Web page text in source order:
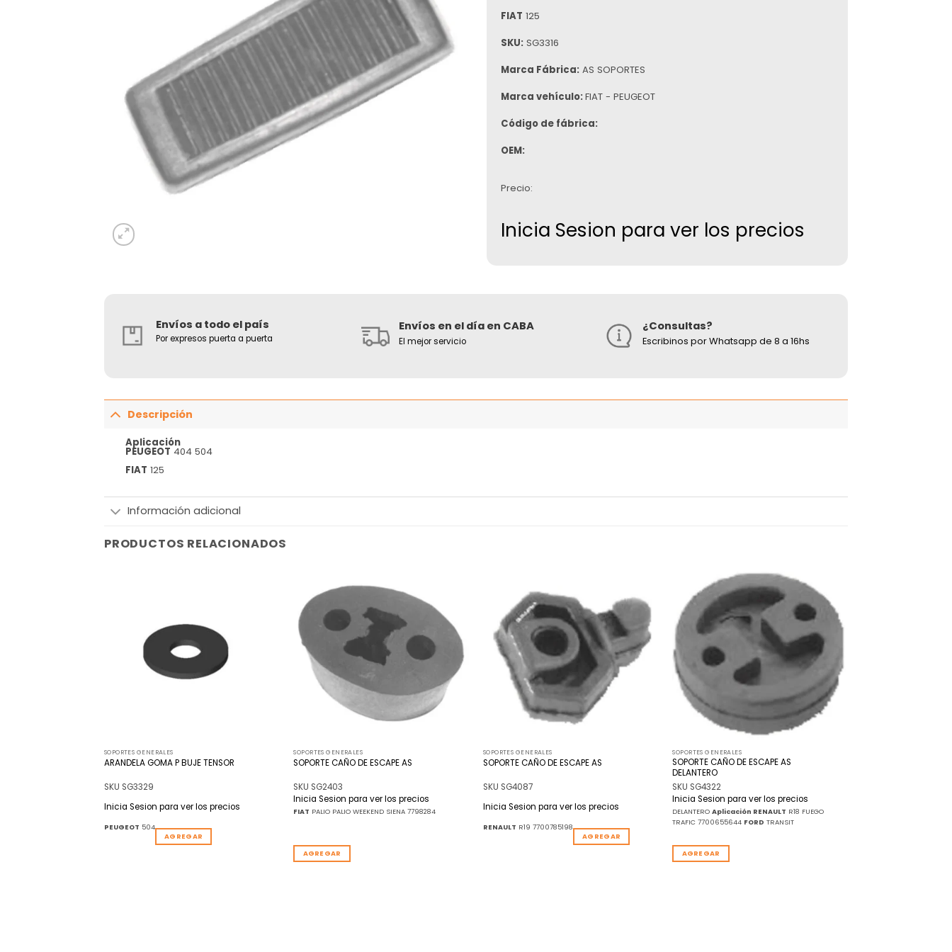
FIAT 125
SKU: SG3316
Marca Fábrica: AS SOPORTES
Marca vehículo: FIAT - PEUGEOT
Código de fábrica:
OEM:
Precio:
Inicia Sesion para ver los precios
Envíos a todo el país
Por expresos puerta a puerta
Envíos en el día en CABA
El mejor servicio
¿Consultas?
Escribinos por Whatsapp de 8 a 16hs
Descripción
Aplicación
PEUGEOT 404 504
FIAT 125
Información adicional
PRODUCTOS RELACIONADOS
SOPORTES GENERALES
ARANDELA GOMA P BUJE TENSOR
SKU SG3329
Inicia Sesion para ver los precios
PEUGEOT 504
AGREGAR
lista
de
deseos
SOPORTES GENERALES
SOPORTE CAÑO DE ESCAPE AS
SKU SG2403
Inicia Sesion para ver los precios
FIAT PALIO PALIO WEEKEND SIENA 7798284
AGREGAR
Añadir
deseos
SOPORTES GENERALES
SOPORTE CAÑO DE ESCAPE AS
SKU SG4087
Inicia Sesion para ver los precios
RENAULT R19 7700785198
AGREGAR
Añadir
a la
deseos
SOPORTES GENERALES
SOPORTE CAÑO DE ESCAPE AS
DELANTERO
SKU SG4322
Inicia Sesion para ver los precios
DELANTEROAplicación RENAULT R18 FUEGO
TRAFIC 7700655644 FORD TRANSIT
AGREGAR